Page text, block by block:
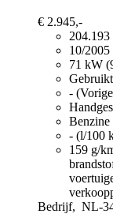
€ 2.945,-
204.193
10/2005
71 kW
Gebruikt
-
Benzine
- (l/100
159 g/
Bedrijf, NL-